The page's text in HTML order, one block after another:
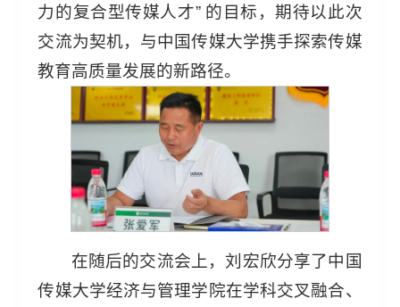
力的复合型传媒人才” 的目标，期待以此次
交流为契机，与中国传媒大学携手探索传媒
教育高质量发展的新路径。
在随后的交流会上，刘宏欣分享了中国
传媒大学经济与管理学院在学科交叉融合、